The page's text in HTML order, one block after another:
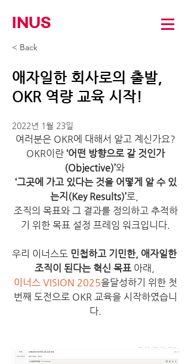
INUS
< Back
애자일한 회사로의 출발,
OKR 역량 교육 시작!
2022년 1월 23일
여러분은 OKR에 대해서 알고 계신가요?
OKR이란 ‘어떤 방향으로 갈 것인가
(Objective)’와
‘그곳에 가고 있다는 것을 어떻게 알 수 있
는지(Key Results)’로,
조직의 목표와 그 결과를 정의하고 추적하
기 위한 목표 설정 프레임 워크입니다.
우리 이너스도 민첩하고 기민한, 애자일한
조직이 된다는 혁신 목표 아래,
이너스 VISION 2025을달성하기 위한 첫
번째 도전으로 OKR 교육을 시작하였습니
다.